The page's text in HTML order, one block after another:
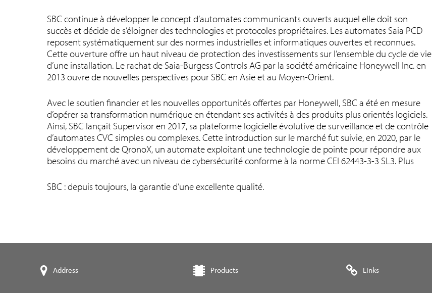
SBC continue à développer le concept d’automates communicants ouverts auquel elle doit son
succès et décide de s’éloigner des technologies et protocoles propriétaires. Les automates Saia PCD
reposent systématiquement sur des normes industrielles et informatiques ouvertes et reconnues.
Cette ouverture offre un haut niveau de protection des investissements sur l’ensemble du cycle de vie
d’une installation. Le rachat de Saia-Burgess Controls AG par la société américaine Honeywell Inc. en
2013 ouvre de nouvelles perspectives pour SBC en Asie et au Moyen-Orient.
Avec le soutien financier et les nouvelles opportunités offertes par Honeywell, SBC a été en mesure
d’opérer sa transformation numérique en étendant ses activités à des produits plus orientés logiciels.
Ainsi, SBC lançait Supervisor en 2017, sa plateforme logicielle évolutive de surveillance et de contrôle
d’automates CVC simples ou complexes. Cette introduction sur le marché fut suivie, en 2020, par le
développement de QronoX, un automate exploitant une technologie de pointe pour répondre aux
besoins du marché avec un niveau de cybersécurité conforme à la norme CEI 62443-3-3 SL3. Plus
SBC : depuis toujours, la garantie d’une excellente qualité.
Address Products Links